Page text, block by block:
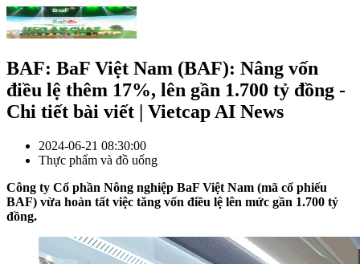
BAF: BaF Việt Nam (BAF): Nâng vốn
điều lệ thêm 17%, lên gần 1.700 tỷ đồng -
Chi tiết bài viết | Vietcap AI News
2024-06-21 08:30:00
Thực phẩm và đồ uống
Công ty Cổ phần Nông nghiệp BaF Việt Nam (mã cổ phiếu
BAF) vừa hoàn tất việc tăng vốn điều lệ lên mức gần 1.700 tỷ
đồng.